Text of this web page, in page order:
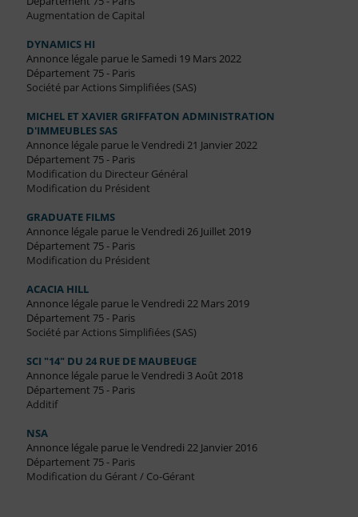
Augmentation de Capital
DYNAMICS HI
Annonce légale parue le Samedi 19 Mars 2022
Département 75 - Paris
Société par Actions Simplifiées (SAS)
MICHEL ET XAVIER GRIFFATON ADMINISTRATION
D'IMMEUBLES SAS
Annonce légale parue le Vendredi 21 Janvier 2022
Département 75 - Paris
Modification du Directeur Général
Modification du Président
GRADUATE FILMS
Annonce légale parue le Vendredi 26 Juillet 2019
Département 75 - Paris
Modification du Président
ACACIA HILL
Annonce légale parue le Vendredi 22 Mars 2019
Département 75 - Paris
Société par Actions Simplifiées (SAS)
SCI "14" DU 24 RUE DE MAUBEUGE
Annonce légale parue le Vendredi 3 Août 2018
Département 75 - Paris
Additif
NSA
Annonce légale parue le Vendredi 22 Janvier 2016
Département 75 - Paris
Modification du Gérant / Co-Gérant